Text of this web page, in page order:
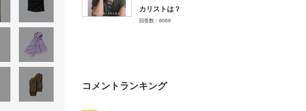
カリストは？
回答数：8069
コメントランキング